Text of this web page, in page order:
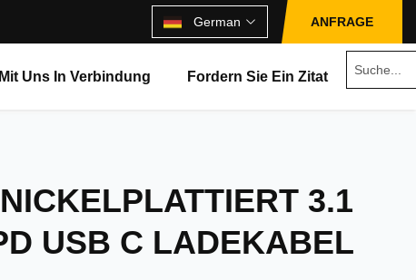
German ANFRAGE
Uns In Verbindung Fordern Sie Ein Zitat
3.1
USB C LADEKABEL